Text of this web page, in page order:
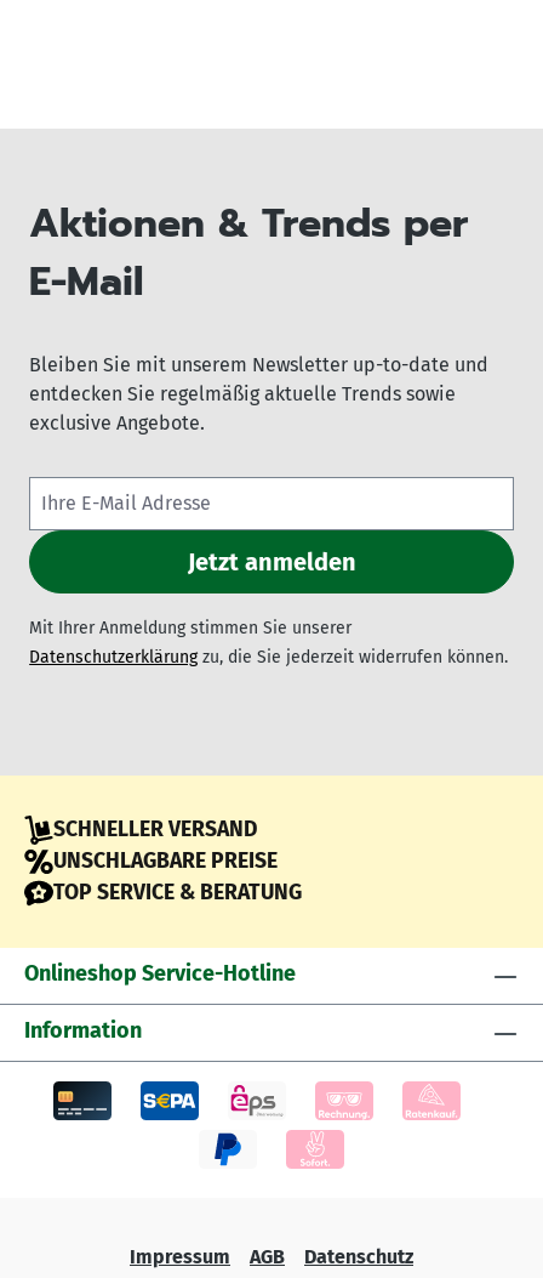
Aktionen & Trends per
E-Mail
Bleiben Sie mit unserem Newsletter up-to-date und
entdecken Sie regelmäßig aktuelle Trends sowie
exclusive Angebote.
Mit Ihrer Anmeldung stimmen Sie unserer
Datenschutzerklärungzu, die Sie jederzeit widerrufen können.
SCHNELLER VERSAND
UNSCHLAGBARE PREISE
TOP SERVICE & BERATUNG
Onlineshop Service-Hotline
Information
Impressum AGB Datenschutz